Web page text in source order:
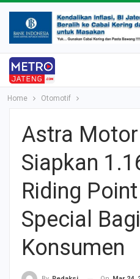
Home Otomotif
Astra
Siapkan
Riding
Special Bagi
Konsumen